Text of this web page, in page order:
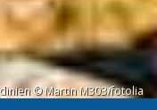
© Martin M303/fotolia